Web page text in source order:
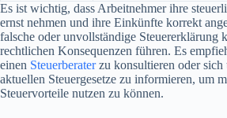
Es ist wichtig, dass Arbeitnehmer ihre
ernst nehmen und ihre Einkünfte korrekt
falsche oder unvollständige Steuererklärung
rechtlichen Konsequenzen führen. Es
einen Steuerberaterzu konsultieren oder sich
aktuellen Steuergesetze zu informieren, um
Steuervorteile nutzen zu können.